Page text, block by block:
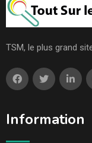
TSM, le plus grand
Information